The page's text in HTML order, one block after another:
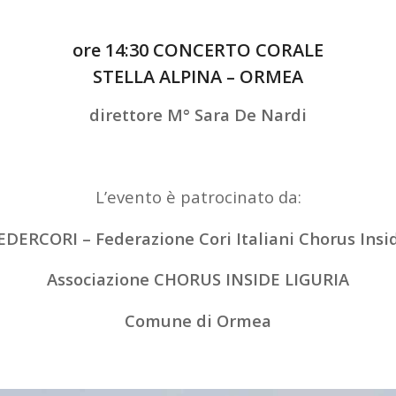
ore 14:30 CONCERTO CORALE
STELLA ALPINA – ORMEA
direttore M° Sara De Nardi
L’evento è patrocinato da:
– Federazione Cori Italiani Chorus
Associazione CHORUS INSIDE LIGURIA
Comune di Ormea